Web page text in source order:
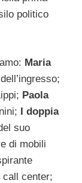
politico
Maria
Paola
I doppia
suo
di mobili
call center;